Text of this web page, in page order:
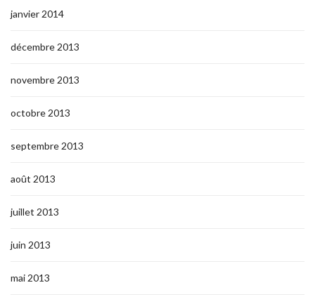
janvier 2014
décembre 2013
novembre 2013
octobre 2013
septembre 2013
août 2013
juillet 2013
juin 2013
mai 2013